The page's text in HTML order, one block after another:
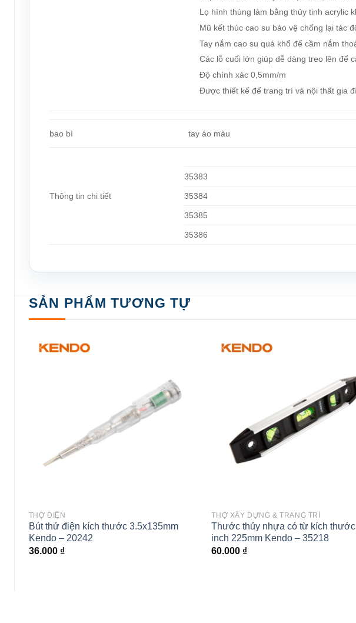
Lọ hình thùng làm bằng thủy tinh acrylic
Mũ kết thúc cao su bảo vệ chống lại tác
Tay nắm cao su quá khổ để cầm nắm
Các lỗ cuối lớn giúp dễ dàng treo lên để
Độ chính xác 0,5mm/m
Được thiết kế để trang trí và nội thất gia
bao bì tay áo màu
Thông tin chi tiết
35383
35384
35385
35386
SẢN PHẨM TƯƠNG TỰ
wishlist
THỢ ĐIỆN
Bút thử điện kích thước 3.5x135mm
Kendo – 20242
36.000 ₫
THỢ XÂY DỰNG & TRANG TRÍ
Thước thủy nhựa có từ kích
inch 225mm Kendo – 35218
60.000 ₫